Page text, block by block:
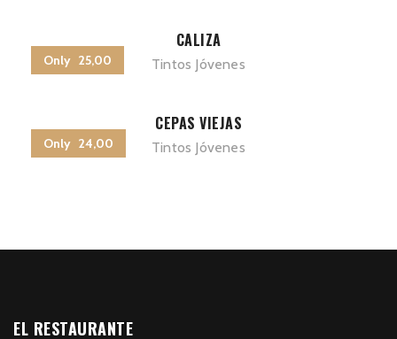
Only 25,00
CALIZA
Tintos Jóvenes
Only 24,00
CEPAS VIEJAS
Tintos Jóvenes
EL RESTAURANTE